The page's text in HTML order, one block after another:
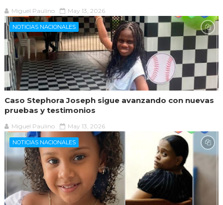
Miguel Paulino May 13, 2026
NOTICIAS NACIONALES
Caso Stephora Joseph sigue avanzando con nuevas
pruebas y testimonios
Miguel Paulino May 13, 2026
NOTICIAS NACIONALES